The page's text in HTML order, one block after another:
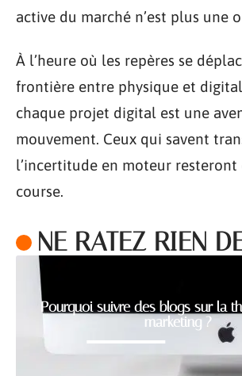
active du marché n’est plus une
À l’heure où les repères se
frontière entre physique et digital
chaque projet digital est une
mouvement. Ceux qui savent
l’incertitude en moteur resteront
course.
NE RATEZ RIEN
Pourquoi suivre des blogs sur la
marketing ?